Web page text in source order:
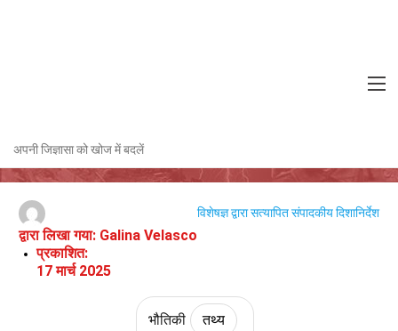
अनियोजित टकराव के बारे में 32 तथ्य
द्वारा लिखा गया: Galina Velasco
प्रकाशित:
17 मार्च 2025
विशेषज्ञ द्वारा सत्यापितसंपादकीय दिशानिर्देश
भौतिकी तथ्य